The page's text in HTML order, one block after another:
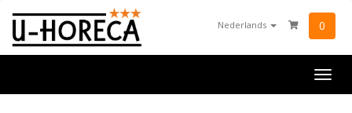
Nederlands 0